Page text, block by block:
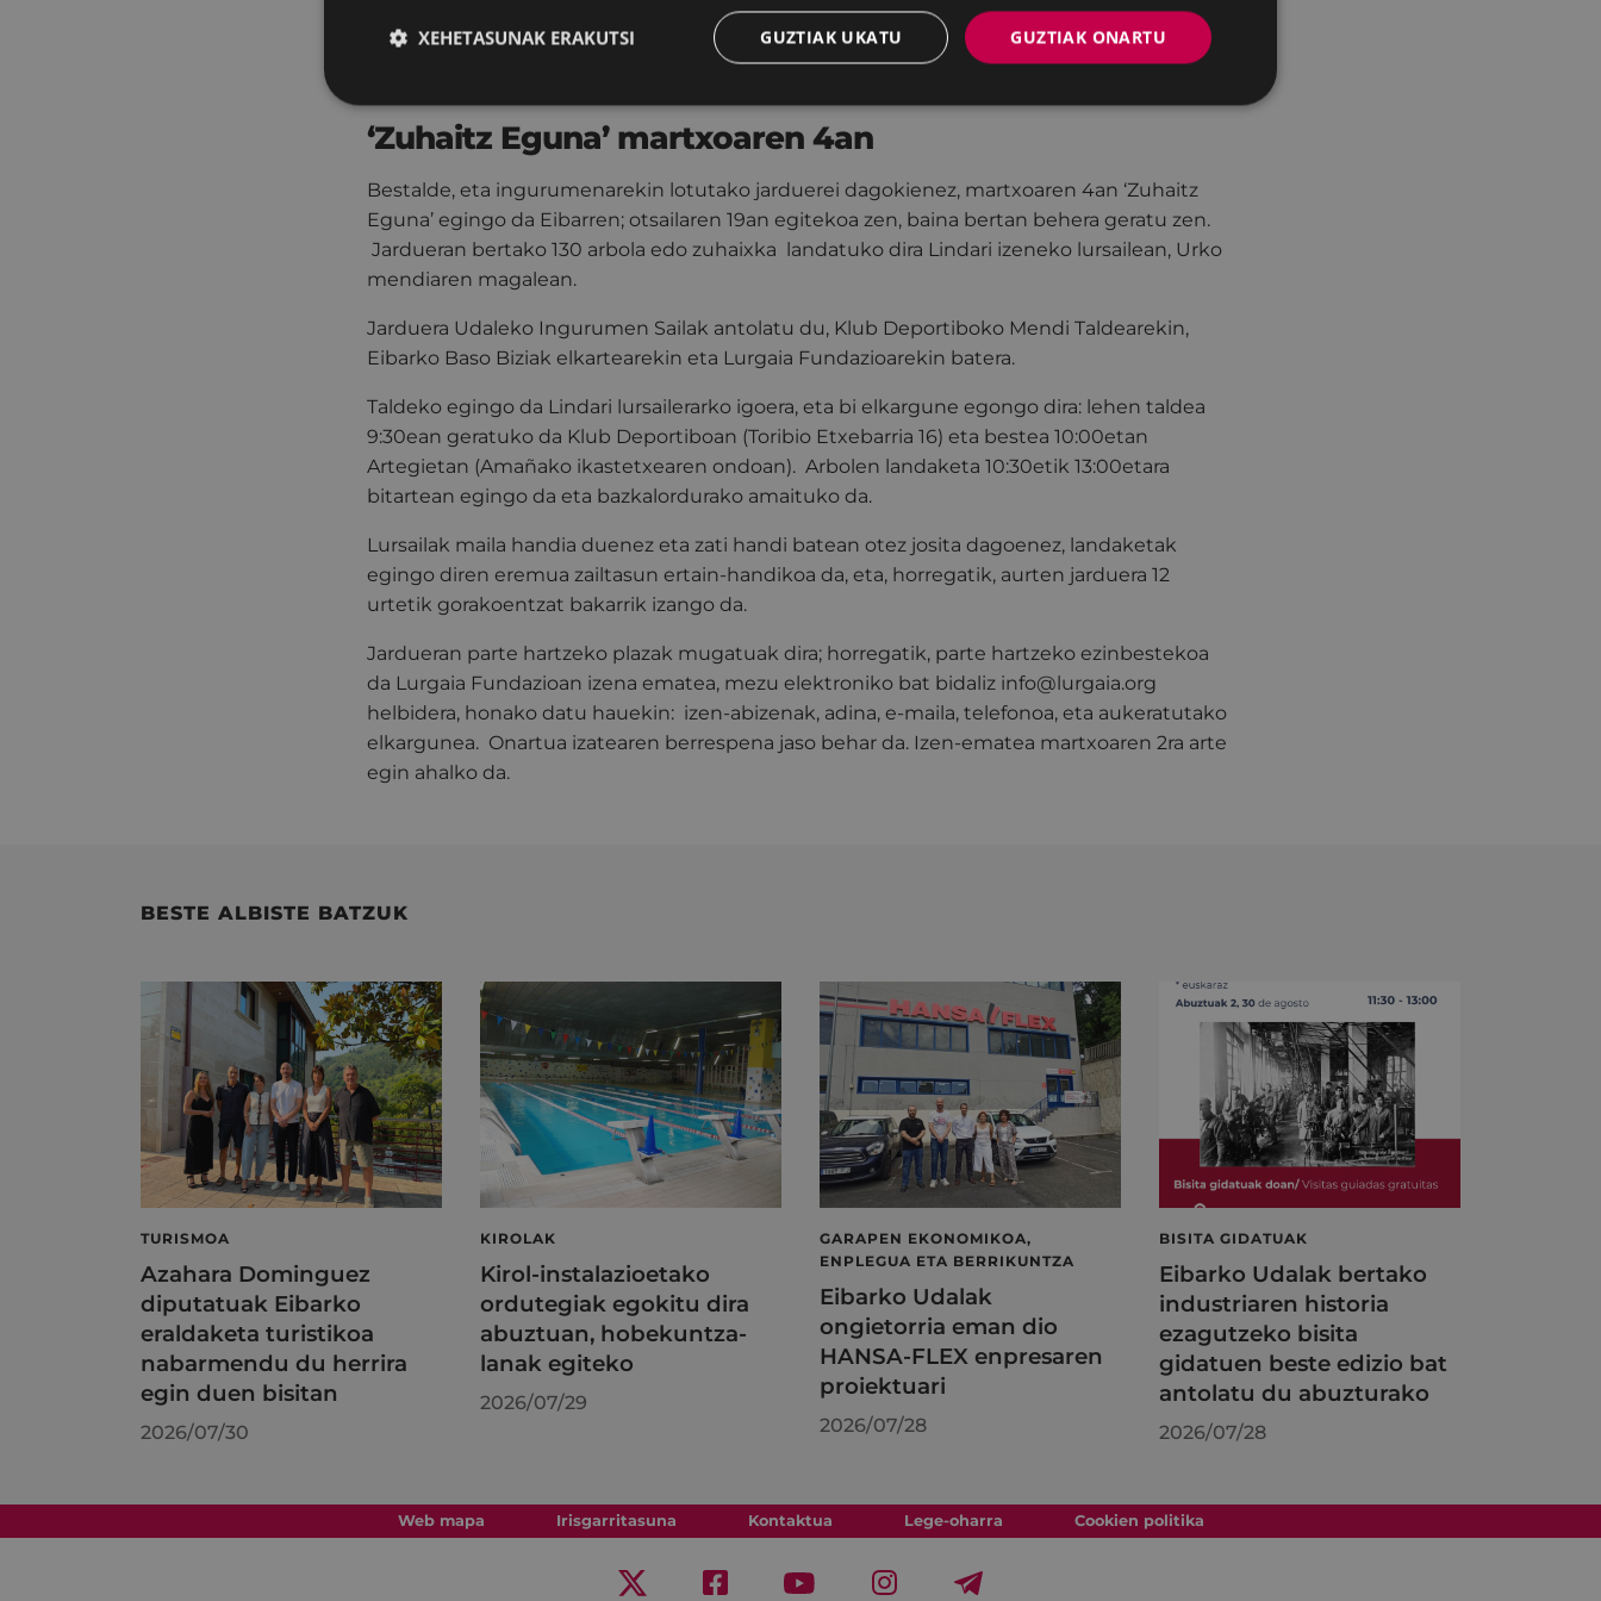
'Manual ecofeminista contra el poder corporativo'. Portalean izango da 19:00etan. Hitzaldia
gaztelaniaz izango da eta hizlaria Julia Martí Comas, feminista eta UPV/EHUko Zientzia
‘Zuhaitz Eguna’ martxoaren 4an
Bestalde, eta ingurumenarekin lotutako jarduerei dagokienez, martxoaren 4an ‘Zuhaitz
Eguna’ egingo da Eibarren; otsailaren 19an egitekoa zen, baina bertan behera geratu zen.
Jardueran bertako 130 arbola edo zuhaixka landatuko dira Lindari izeneko lursailean, Urko
mendiaren magalean.
Jarduera Udaleko Ingurumen Sailak antolatu du, Klub Deportiboko Mendi Taldearekin,
Eibarko Baso Biziak elkartearekin eta Lurgaia Fundazioarekin batera.
Taldeko egingo da Lindari lursailerarko igoera, eta bi elkargune egongo dira: lehen taldea
9:30ean geratuko da Klub Deportiboan (Toribio Etxebarria 16) eta bestea 10:00etan
Artegietan (Amañako ikastetxearen ondoan). Arbolen landaketa 10:30etik 13:00etara
bitartean egingo da eta bazkalordurako amaituko da.
Lursailak maila handia duenez eta zati handi batean otez josita dagoenez, landaketak
egingo diren eremua zailtasun ertain-handikoa da, eta, horregatik, aurten jarduera 12
urtetik gorakoentzat bakarrik izango da.
Jardueran parte hartzeko plazak mugatuak dira; horregatik, parte hartzeko ezinbestekoa
da Lurgaia Fundazioan izena ematea, mezu elektroniko bat bidaliz info@lurgaia.org
helbidera, honako datu hauekin: izen-abizenak, adina, e-maila, telefonoa, eta aukeratutako
elkargunea. Onartua izatearen berrespena jaso behar da. Izen-ematea martxoaren 2ra arte
egin ahalko da.
BESTE ALBISTE BATZUK
TURISMOA
Azahara Dominguez
diputatuak Eibarko
eraldaketa turistikoa
nabarmendu du herrira
egin duen bisitan
2026/07/30
KIROLAK
Kirol-instalazioetako
ordutegiak egokitu dira
abuztuan, hobekuntza-
lanak egiteko
2026/07/29
GARAPEN EKONOMIKOA,
ENPLEGUA ETA BERRIKUNTZA
Eibarko Udalak
ongietorria eman dio
HANSA-FLEX enpresaren
proiektuari
2026/07/28
BISITA GIDATUAK
Eibarko Udalak bertako
industriaren historia
ezagutzeko bisita
gidatuen beste edizio bat
antolatu du abuzturako
2026/07/28
Web mapa Irisgarritasuna Kontaktua Lege-oharra Cookien politika
GUZTIAK ONARTU
GUZTIAK UKATU
XEHETASUNAK ERAKUTSI